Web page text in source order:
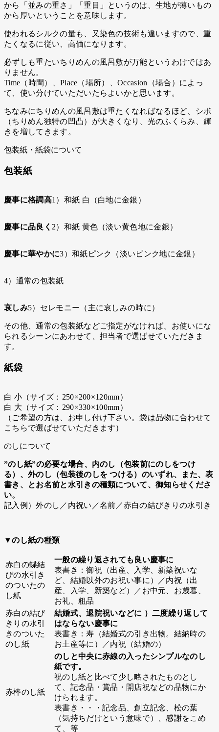
から「並みの重さ」「重目」というのは、生地が薄いもの
から厚いということを意味します。
使われるシルクの量も、又染色の技術も違いますので、重
たくなるに従い、高価になります。
必ずしも重たいちりめんの風呂敷が万能というわけではあ
りません。
Time（時間）、Place（場所）、Occasion（場合）によっ
て、使い分けていただいたらよいかと思います。
ちなみにちりめんの風呂敷は重たくなればなるほど、シボ
（ちりめん独特の凹凸）が大きくなり、光のふくらみ、輝
きを増してきます。
包装紙・紙袋について
包装紙
慶事に格調高1）和紙 白（白地に金銀）
慶事に品良く 2）和紙 黄色（淡い黄色地に金銀）
慶事に華やかに3）和紙ピンク（淡いピンク地に金銀）
4）通常の包装紙
哀しみ5）セレモニー（主に哀しみの時に）
その他、通常の包装紙などご指定がなければ、お使いにな
られるシーンにあわせて、担当者で選ばせていただきま
す。
紙袋
白 小（サイズ：250×200×120mm）
白 大（サイズ：290×330×100mm）
（ご希望の方は、お申し付け下さい。袋は品物に合わせて
こちらで選ばせていただきます）
のしについて
”のし紙”の必要な場合、内のし（包装前にのしをつけ
る）、外のし（包装後のしを つける）のいずれ、また、表
書き、とお名前と水引きの種類について、御知らせくださ
い。
記入例）外のし／内祝い／名前／赤白の結びきりの水引き
▼のし紙の種類
赤白の蝶結
びの水引き
のついたの
し紙
一般の繰り返されても良い慶事に
表書き：御祝（出産、入学、新築祝いな
ど、結婚以外のお祝い事に）／内祝（出
産、入学、新築など）／お中元、お歳暮、
お礼、粗品
赤白の結び
きりの水引
きのついた
のし紙
結婚式、退院祝いなどに ）二度繰り返して
はならない慶事に
表書き：寿（結婚式の引き出物。結納時の
お土産等に）／内祝（結婚の）
赤棒のし紙
のしと中央に赤線の入ったシンプルなのし
紙です。
祝のし紙と比べて少し略されたものとし
て、記念品・賞品・開店祝などの品物にか
けられます。
表書き・・・記念品、創立記念、松の葉
（気持ちだけという意味で）、感謝をこめ
て、等